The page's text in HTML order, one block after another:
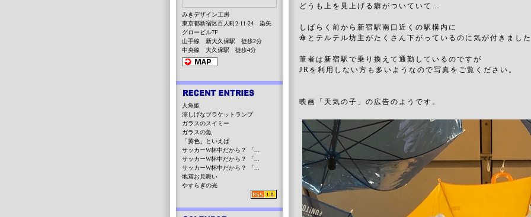
どうも上を見上げる癖がついていて…
しばらく前から新宿駅南口近くの駅構内に
傘とテルテル坊主がたくさん下がっているのに気が付きました
筆者は新宿駅で乗り換えて通勤しているのですが
JRを利用しない方も多いようなので写真をご覧ください。
映画「天気の子」の広告のようです。
みきデザイン工房
東京都新宿区百人町2-11-24 染矢
グロービル7F
山手線 新大久保駅 徒歩2分
中央線 大久保駅 徒歩4分
人魚姫
涼しげなブラケットランプ
ガラスのスイミー
ガラスの魚
「黄色」といえば
サッカーW杯中だから？ 「...
サッカーW杯中だから？ 「...
サッカーW杯中だから？ 「...
地震お見舞い
やすらぎの光